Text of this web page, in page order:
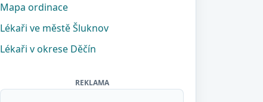
Mapa ordinace
Lékaři ve městě Šluknov
Lékaři v okrese Děčín
REKLAMA